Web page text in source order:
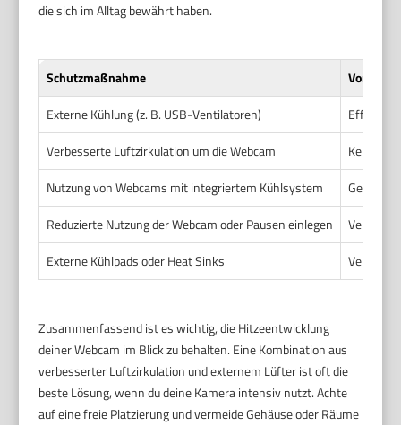
die sich im Alltag bewährt haben.
Schutzmaßnahme
Vorteile
Externe Kühlung (z. B. USB-Ventilatoren)
Verbesserte Luftzirkulation um die Webcam
Keine
Nutzung von Webcams mit integriertem Kühlsystem
Gezielte
Reduzierte Nutzung der Webcam oder Pausen einlegen
Externe Kühlpads oder Heat Sinks
Zusammenfassend ist es wichtig, die Hitzeentwicklung
deiner Webcam im Blick zu behalten. Eine Kombination aus
verbesserter Luftzirkulation und externem Lüfter ist oft die
beste Lösung, wenn du deine Kamera intensiv nutzt. Achte
auf eine freie Platzierung und vermeide Gehäuse oder Räume